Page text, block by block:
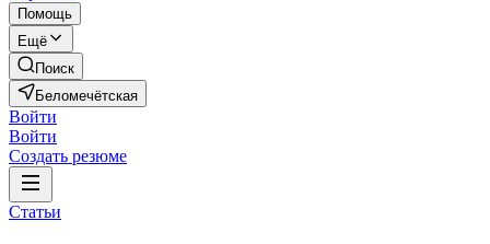
Помощь
Ещё
Поиск
Беломечётская
Войти
Войти
Создать резюме
Статьи